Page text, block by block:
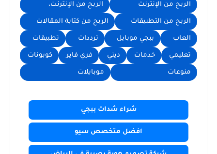
الربح من الإنترنت الربح من الإنترنت،
الربح من التطبيقات الربح من كتابة المقالات
العاب ببجي موبايل ترددات تطبيقات
تعليمي خدمات ديني فري فاير كوبونات
منوعات موبايلات
شراء شدات ببجي
افضل متخصص سيو